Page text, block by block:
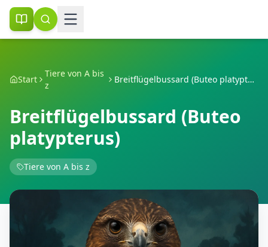
Start
Tiere von A bis
z
Breitflügelbussard (Buteo platypterus)
Breitflügelbussard (Buteo
platypterus)
Tiere von A bis z